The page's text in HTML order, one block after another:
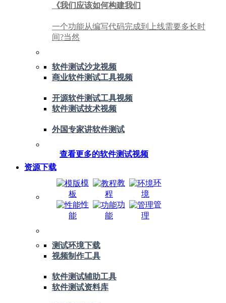
《我们应该如何构建我们
一个功能从编写代码完成到上线需要多长时
间?当然
软件测试沙龙视频
商业软件测试工具视频
开源软件测试工具视频
软件测试技术视频
外国专家讲软件测试
查看更多的软件测试视频
资源下载
模
板
教
程
环
境
性
能
功
能
管
理
测试环境下载
视频制作工具
软件测试辅助工具
软件测试资料库